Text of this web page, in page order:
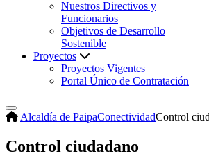
Nuestros Directivos y
Funcionarios
Objetivos de Desarrollo
Sostenible
Proyectos
Proyectos Vigentes
Portal Único de Contratación
Alcaldía de PaipaConectividadControl
Control ciudadano